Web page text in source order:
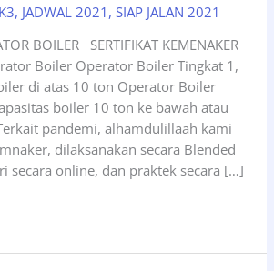
, JADWAL 2021 ,SIAP JALAN 2021
BOILER SERTIFIKAT KEMENAKER
Boiler Operator Boiler Tingkat 1,
di atas 10 ton Operator Boiler
boiler 10 ton ke bawah atau
pandemi, alhamdulillaah kami
dilaksanakan secara Blended
secara online, dan praktek secara […]